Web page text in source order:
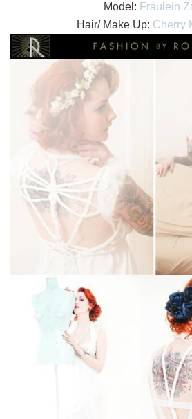
Model: Fräulein
Hair/ Make Up: Cherry